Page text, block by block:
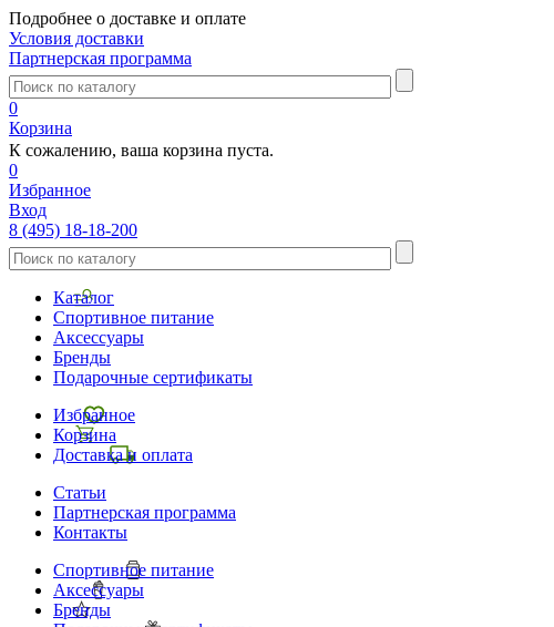
Подробнее о доставке и оплате
Условия доставки
Партнерская программа
0
Корзина
К сожалению, ваша корзина пуста.
0
Избранное
Вход
8 (495) 18-18-200
Каталог
Спортивное питание
Аксессуары
Бренды
Подарочные сертификаты
Избранное
Корзина
Доставка и оплата
Статьи
Партнерская программа
Контакты
Спортивное питание
Аксессуары
Бренды